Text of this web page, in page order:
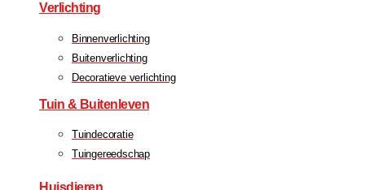
Verlichting
Binnenverlichting
Buitenverlichting
Decoratieve verlichting
Tuin & Buitenleven
Tuindecoratie
Tuingereedschap